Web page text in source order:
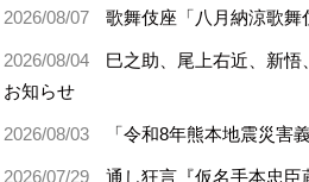
2026/08/07 歌舞伎座「八月納涼歌舞
2026/08/04
巳之助、尾上右近、新
お知らせ
2026/08/03 「令和8年熊本地震災害
2026/07/29 通し狂言『仮名手本忠臣